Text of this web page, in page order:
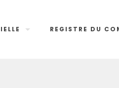
REGISTRE DU